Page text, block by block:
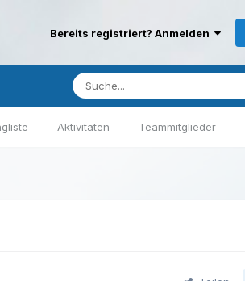
Bereits registriert? Anmelden
Aktivitäten Teammitglieder